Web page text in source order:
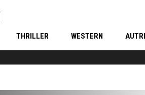
THRILLER WESTERN